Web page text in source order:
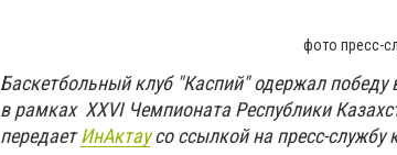
фото пресс-
Баскетбольный клуб "Каспий" одержал
в рамках XXVI Чемпионата Республики
передаетИнАктаусо ссылкой на пресс-службу